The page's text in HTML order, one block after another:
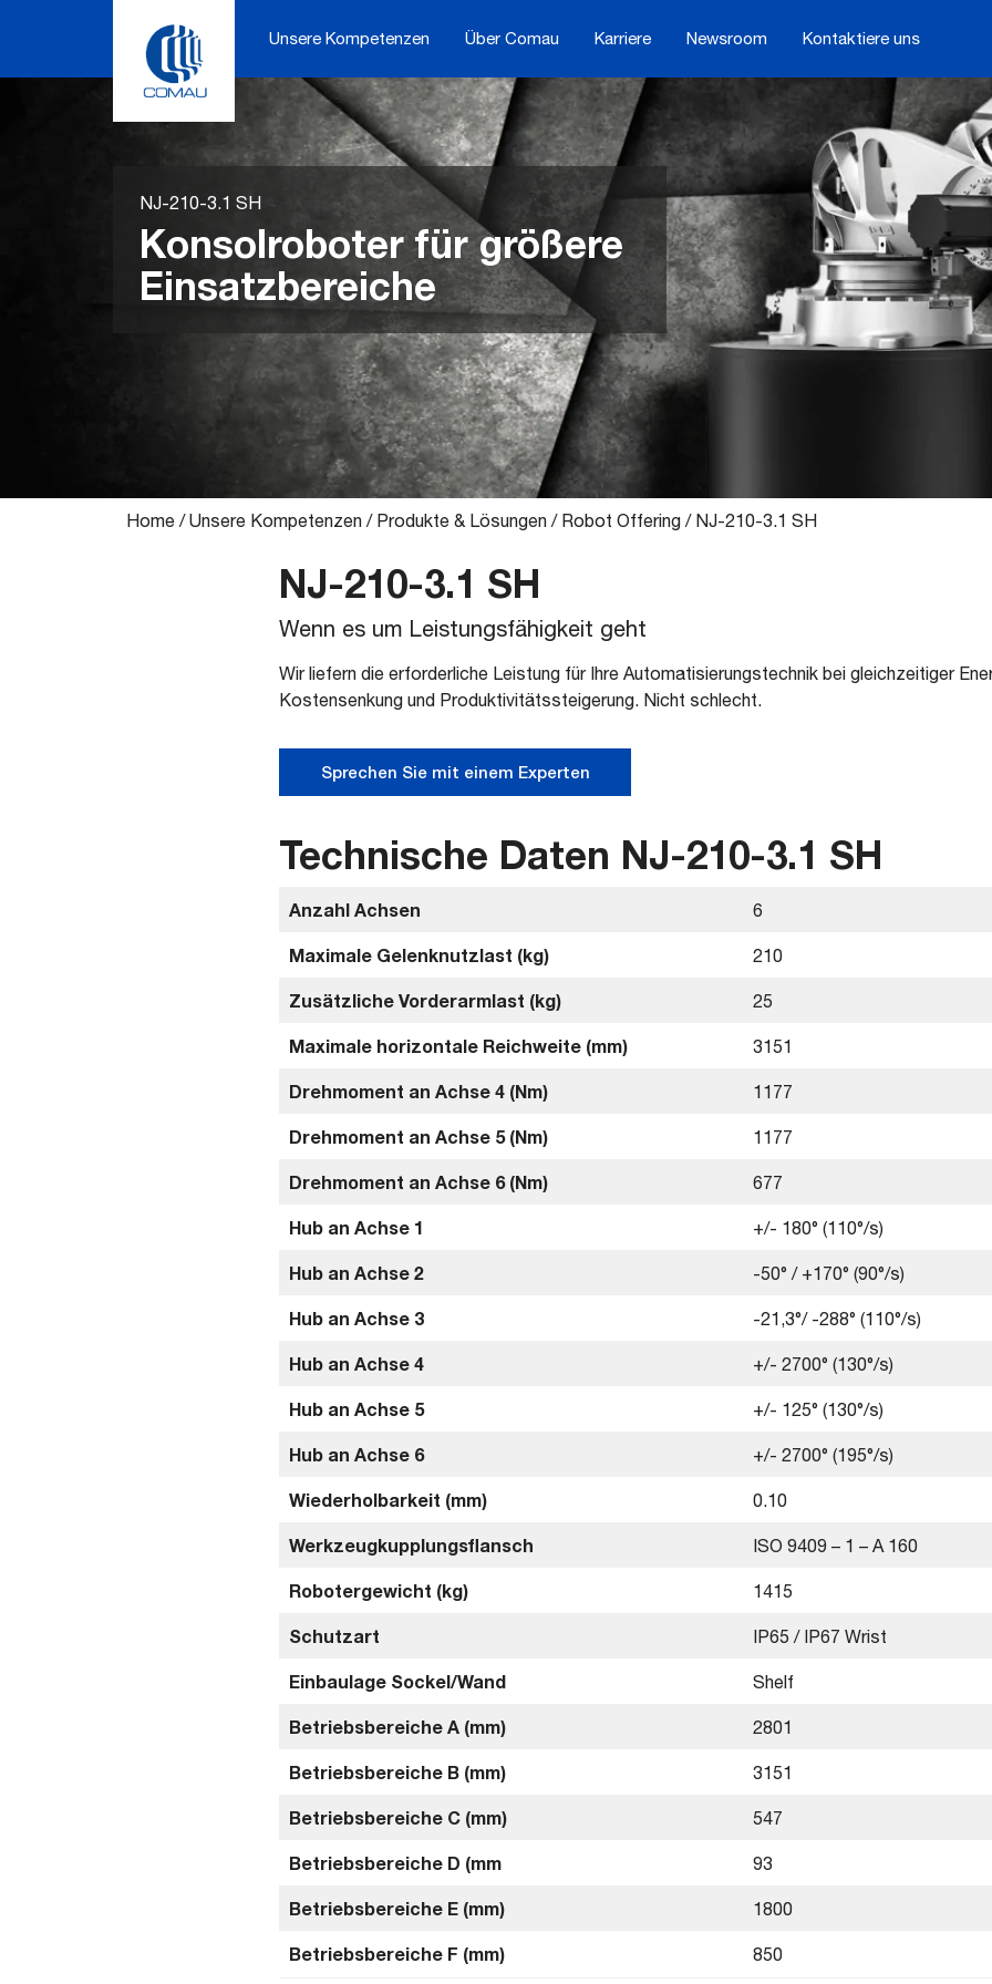
Unsere Kompetenzen Über Comau Karriere Newsroom Kontaktiere uns
NJ-210-3.1 SH
Konsolroboter für größere
Einsatzbereiche
Home /Unsere Kompetenzen / Produkte & Lösungen / Robot Offering / NJ-210-3.1 SH
NJ-210-3.1 SH
Wenn es um Leistungsfähigkeit geht
Wir liefern die erforderliche Leistung für Ihre Automatisierungstechnik bei gleichzeitiger
Kostensenkung und Produktivitätssteigerung. Nicht schlecht.
Sprechen Sie mit einem Experten
Technische Daten NJ-210-3.1 SH
Anzahl Achsen 6
Maximale Gelenknutzlast (kg) 210
Zusätzliche Vorderarmlast (kg) 25
Maximale horizontale Reichweite (mm) 3151
Drehmoment an Achse 4 (Nm) 1177
Drehmoment an Achse 5 (Nm) 1177
Drehmoment an Achse 6 (Nm) 677
Hub an Achse 1 +/- 180° (110°/s)
Hub an Achse 2 -50° / +170° (90°/s)
Hub an Achse 3 -21,3°/ -288° (110°/s)
Hub an Achse 4 +/- 2700° (130°/s)
Hub an Achse 5 +/- 125° (130°/s)
Hub an Achse 6 +/- 2700° (195°/s)
Wiederholbarkeit (mm) 0.10
Werkzeugkupplungsflansch ISO 9409 – 1 – A 160
Robotergewicht (kg) 1415
Schutzart IP65 / IP67 Wrist
Einbaulage Sockel/Wand Shelf
Betriebsbereiche A (mm) 2801
Betriebsbereiche B (mm) 3151
Betriebsbereiche C (mm) 547
Betriebsbereiche D (mm 93
Betriebsbereiche E (mm) 1800
Betriebsbereiche F (mm) 850